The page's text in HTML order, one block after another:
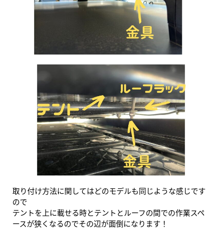
取り付け方法に関してはどのモデルも同じような感じです
ので
テントを上に載せる時とテントとルーフの間での作業スペ
ースが狭くなるのでその辺が面倒になります！